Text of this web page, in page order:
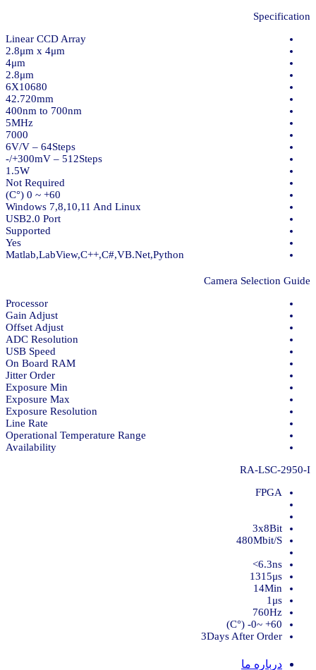
Specification
Linear CCD Array
2.8μm x 4μm
4μm
2.8μm
6X10680
42.720mm
400nm to 700nm
5MHz
7000
6V/V – 64Steps
300mV – 512Steps+/-
1.5W
Not Required
60+ ~ 0 (°C)
Windows 7,8,10,11 And Linux
USB2.0 Port
Supported
Yes
Matlab,LabView,C++,C#,VB.Net,Python
Camera Selection Guide
Processor
Gain Adjust
Offset Adjust
ADC Resolution
USB Speed
On Board RAM
Jitter Order
Exposure Min
Exposure Max
Exposure Resolution
Line Rate
Operational Temperature Range
Availability
RA-LSC-2950-I
FPGA
3x8Bit
480Mbit/S
6.3ns>
1315μs
14Min
1μs
760Hz
60+ ~0- (°C)
3Days After Order
درباره ما